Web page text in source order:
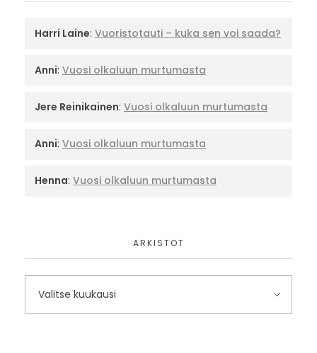
Harri Laine: Vuoristotauti – kuka sen voi saada?
Anni: Vuosi olkaluun murtumasta
Jere Reinikainen: Vuosi olkaluun murtumasta
Anni: Vuosi olkaluun murtumasta
Henna: Vuosi olkaluun murtumasta
ARKISTOT